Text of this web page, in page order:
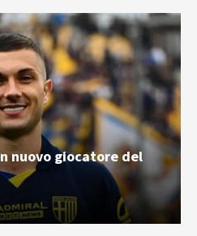
nuovo giocatore del